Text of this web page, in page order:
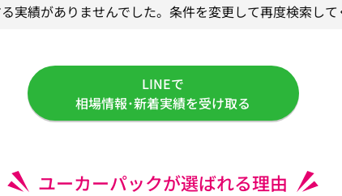
実績がありませんでした。条件を変更して再度検索して
LINEで
相場情報･新着実績を受け取る
ユーカーパックが選ばれる理由